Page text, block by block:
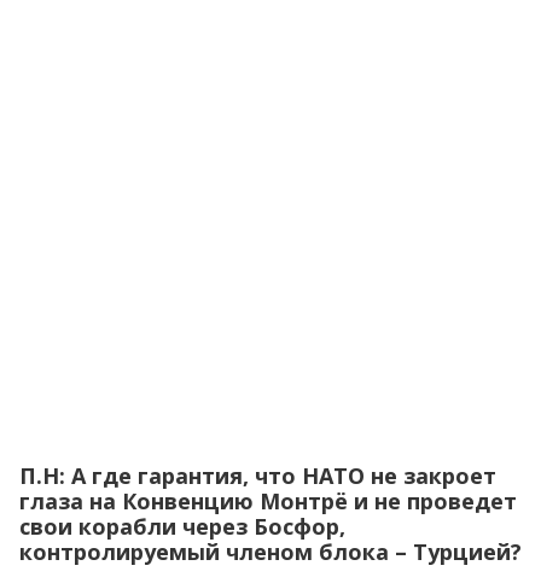
П.Н: А где гарантия, что НАТО не закроет
глаза на Конвенцию Монтрё и не проведет
свои корабли через Босфор,
контролируемый членом блока – Турцией?